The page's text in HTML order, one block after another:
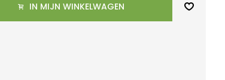
IN MIJN WINKELWAGEN